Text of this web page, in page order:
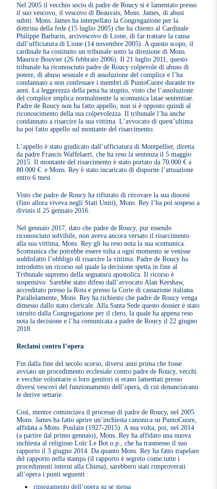
Nel 2005 il vecchio socio di padre de Roucy si è lamentato presso
il suo vescovo, il vescovo di Beauvais, Mons. James, di abusi
subiti. Mons. James ha interpellato la Congregazione per la
dottrina della fede (15 luglio 2005) che ha chiesto al Cardinale
Philippe Barbarin, arcivescovo di Lione, di far trattare la causa
dall’ufficiatura di Lione (14 novembre 2005). A questo scopo, il
cardinale ha costituito un tribunale sotto la direzione di Mons.
Maurice Bouvier (26 febbraio 2006). Il 21 luglio 2011, questo
tribunale ha riconosciuto padre de Roucy colpevole di abuso di
potere, di abuso sessuale e di assoluzione del complice e l’ha
condannato a non confessare i membri di PuntoCuore durante tre
anni. La leggerezza della pena ha stupito, visto che l’assoluzione
del complice implica normalmente la scomunica latae sententiae.
Padre de Roucy non ha fatto appello, non si è opposto quindi al
riconoscimento della sua colpevolezza. Il tribunale l’ha anche
condannato a risarcire la sua vittima. L’avvocato di quest’ultima
ha poi fatto appello sul montante del risarcimento.
L’appello è stato giudicato dall’ufficiatura di Montpellier, diretta
da padre Francis Waffelaert, che ha reso la sentenza il 5 maggio
2015. Il montante del risarcimento è stato portato da 70.000 € a
80.000 €. e Mons. Rey è stato incaricato di disporne l’attuazione
entro 6 mesi.
Visto che padre de Roucy ha rifiutato di ritrovare la sua diocesi
(fino allora viveva negli Stati Uniti), Mons. Rey l’ha poi sospeso a
divinis il 25 gennaio 2016.
Nel gennaio 2017, dato che padre de Roucy, pur essendo
riconosciuto solvibile, non aveva ancora versato il risarcimento
alla sua vittima, Mons. Rey gli ha reso nota la sua scomunica.
Scomunica che potrebbe essere tolta a ogni momento se venisse
soddisfatto l’obbligo di risarcire la vittima. Padre de Roucy ha
introdotto un ricorso sul quale la decisione spetta in fine al
Tribunale supremo della segnatura apostolica. Il ricorso è
sospensivo. Sarebbe stato difeso dall’avvocato Alan Kershaw,
accreditato presso la Rota e presso la Corte di cassazione italiana.
Parallelamente, Mons. Rey ha richiesto che padre de Roucy venga
dimesso dallo stato clericale. Alla Santa Sede questo dossier è stato
istruito dalla Congregazione per il clero, la quale ha appena reso
nota la decisione e l’ha comunicata a padre de Roucy il 22 giugno
2018.
Reclami contro l’opera
Fin dalla fine del secolo scorso, diversi anni prima che fosse
avviato un procedimento ecclesiale contro padre de Roucy, vecchi
e vecchie volontarie o loro genitori si erano lamentati presso
diversi vescovi del funzionamento dell’opera, di cui denunciavano
le derive settarie.
Così, mentre cominciava il processo di padre de Roucy, nel 2005
Mons. James ha fatto aprire un’inchiesta canonica su PuntoCuore,
affidata a Mons. Poulain (1927-2015). A sua volta, poi, nel 2014
(a partire dal primo gennaio), Mons. Rey ha affidato una nuova
inchiesta al religioso Loïc Le Bot o.p., che ha trasmesso il suo
rapporto il 3 giugno 2014. Da quanto Mons. Rey ha fatto trapelare
del rapporto nella stampa (il rapporto è segreto come tutte i
procedimenti interni alla Chiesa), sarebbero stati rimproverati
all’opera i punti seguenti :
ripiegamento dell’opera su se stessa